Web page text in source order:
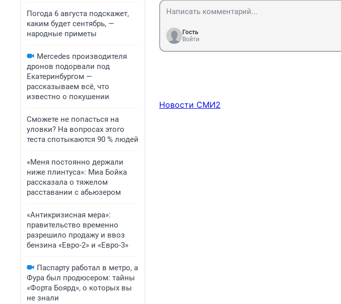
Погода 6 августа подскажет,
каким будет сентябрь, —
народные приметы
Mercedes производителя
дронов подорвали под
Екатеринбургом —
рассказываем всё, что
известно о покушении
Сможете не попасться на
уловки? На вопросах этого
теста спотыкаются 90 % людей
«Меня постоянно держали
ниже плинтуса»: Миа Бойка
рассказала о тяжелом
расставании с абьюзером
«Антикризисная мера»:
правительство временно
разрешило продажу и ввоз
бензина «Евро-2» и «Евро-3»
Паспарту работал в метро, а
Фура был продюсером: тайны
«Форта Боярд», о которых вы
не знали
Гость
Войти
Новости СМИ2